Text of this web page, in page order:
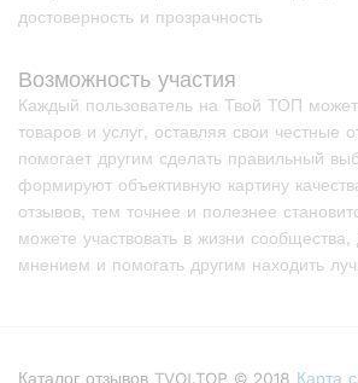
достоверность и прозрачность
Возможность участия
Каждый пользователь на Твой ТОП может
товаров и услуг, оставляя свои честные
помогает другим сделать правильный
формируют объективную картину
отзывов, тем точнее и полезнее
можете участвовать в жизни сообщества,
мнением и помогать другим находить
Каталог отзывов TVOI.TOP © 2018 Карта